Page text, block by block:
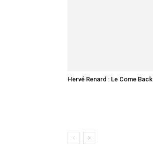
Hervé Renard : Le Come Back